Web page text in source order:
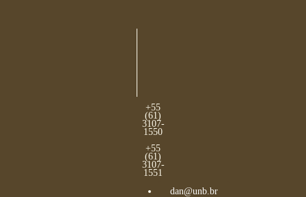
+55
(61)
3107-
1550
+55
(61)
3107-
1551
dan@unb.br